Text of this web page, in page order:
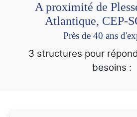
A proximité de
Atlantique, CEP-
Près de 40 ans
3 structures pour
besoins :